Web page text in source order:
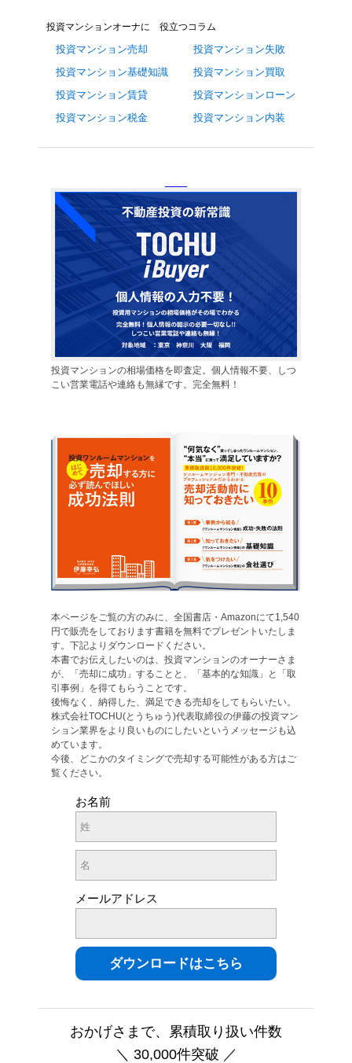
投資マンションオーナに 役立つコラム
投資マンション売却
投資マンション基礎知識
投資マンション賃貸
投資マンション税金
投資マンション失敗
投資マンション買取
投資マンションローン
投資マンション内装
投資マンションの相場価格を即査定。個人情報不要、しつ
こい営業電話や連絡も無縁です。完全無料！
本ページをご覧の方のみに、全国書店・Amazonにて1,540
円で販売をしております書籍を無料でプレゼントいたしま
す。下記よりダウンロードください。
本書でお伝えしたいのは、投資マンションのオーナーさま
が、「売却に成功」することと、「基本的な知識」と「取
引事例」を得てもらうことです。
後悔なく、納得した、満足できる売却をしてもらいたい。
株式会社TOCHU(とうちゅう)代表取締役の伊藤の投資マン
ション業界をより良いものにしたいというメッセージも込
めています。
今後、どこかのタイミングで売却する可能性がある方はご
覧ください。
お名前
メールアドレス
おかげさまで、累積取り扱い件数
＼ 30,000件突破 ／